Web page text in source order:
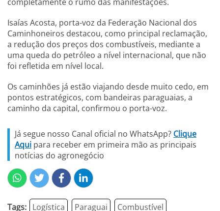
Isaías Acosta, porta-voz da Federação Nacional dos
Caminhoneiros destacou, como principal reclamação,
a redução dos preços dos combustíveis, mediante a
uma queda do petróleo a nível internacional, que não
foi refletida em nível local.
Os caminhões já estão viajando desde muito cedo, em
pontos estratégicos, com bandeiras paraguaias, a
caminho da capital, confirmou o porta-voz.
Já segue nosso Canal oficial no WhatsApp? Clique
Aqui para receber em primeira mão as principais
notícias do agronegócio
Tags: Logística Paraguai
Combustível